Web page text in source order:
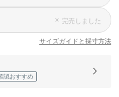
× 完売しました
サイズガイドと採寸方法
認おすすめ